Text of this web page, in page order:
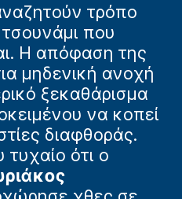
τρόπο
που
Η απόφαση της
μηδενική ανοχή
ξεκαθάρισμα
να κοπεί
διαφθοράς.
τυχαίο ότι ο